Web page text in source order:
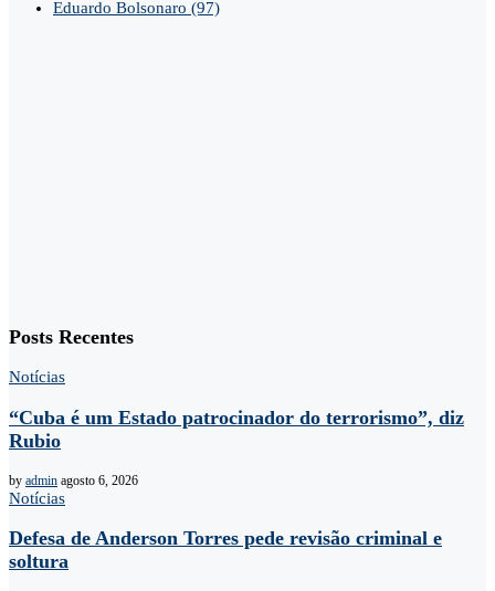
Eduardo Bolsonaro (97)
Posts Recentes
Notícias
“Cuba é um Estado patrocinador do terrorismo”, diz
Rubio
by admin agosto 6, 2026
Notícias
Defesa de Anderson Torres pede revisão criminal e
soltura